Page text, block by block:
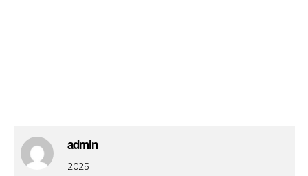
admin
2025